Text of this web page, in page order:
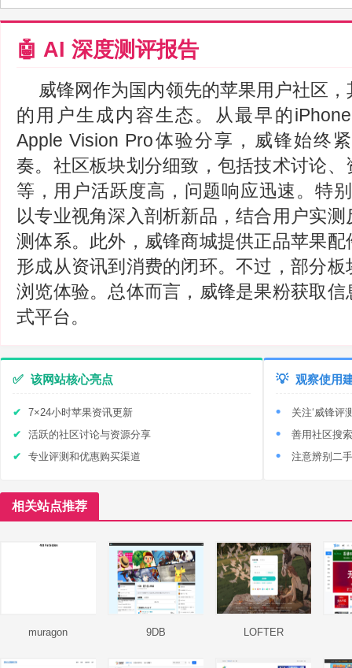
🤖 AI 深度测评报告
威锋网作为国内领先的苹果用户社区
的用户生成内容生态。从最早的
Apple Vision Pro体验分享，威锋始终
奏。社区板块划分细致，包括技术讨论
等，用户活跃度高，问题响应迅速。特别
以专业视角深入剖析新品，结合用户实
测体系。此外，威锋商城提供正品苹果
形成从资讯到消费的闭环。不过，部分
浏览体验。总体而言，威锋是果粉获取
式平台。
✅ 该网站核心亮点
7×24小时苹果资讯更新
活跃的社区讨论与资源分享
专业评测和优惠购买渠道
💡 观察使用
关注‘威锋评
善用社区搜
注意辨别二
相关站点推荐
muragon 9DB LOFTER